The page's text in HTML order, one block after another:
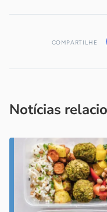
COMPARTILHE
Notícias